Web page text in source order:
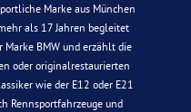
Marke aus München
als 17 Jahren begleitet
Marke BMW und erzählt die
oder originalrestaurierten
wie der E12 oder E21
Rennsportfahrzeuge und